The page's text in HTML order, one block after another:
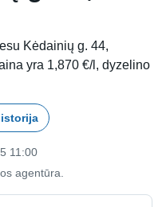
Kėdainių g. 44,
yra 1,870 €/l, dyzelino
11:00
agentūra.